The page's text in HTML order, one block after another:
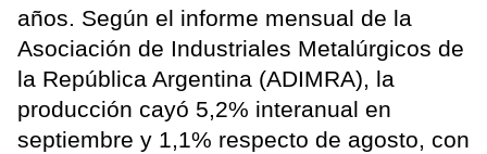
años. Según el informe mensual de la
Asociación de Industriales Metalúrgicos de
la República Argentina (ADIMRA), la
producción cayó 5,2% interanual en
septiembre y 1,1% respecto de agosto, con